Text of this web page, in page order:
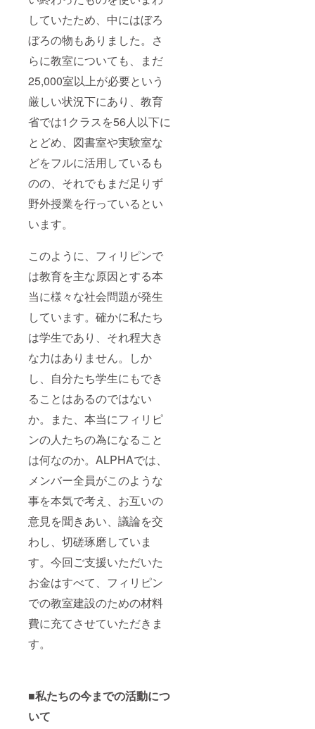
していたため、中にはぼろ
ぼろの物もありました。さ
らに教室についても、まだ
25,000室以上が必要という
厳しい状況下にあり、教育
省では1クラスを56人以下に
とどめ、図書室や実験室な
どをフルに活用しているも
のの、それでもまだ足りず
野外授業を行っているとい
います。
このように、フィリピンで
は教育を主な原因とする本
当に様々な社会問題が発生
しています。確かに私たち
は学生であり、それ程大き
な力はありません。しか
し、自分たち学生にもでき
ることはあるのではない
か。また、本当にフィリピ
ンの人たちの為になること
は何なのか。ALPHAでは、
メンバー全員がこのような
事を本気で考え、お互いの
意見を聞きあい、議論を交
わし、切磋琢磨していま
す。今回ご支援いただいた
お金はすべて、フィリピン
での教室建設のための材料
費に充てさせていただきま
す。
■私たちの今までの活動につ
いて